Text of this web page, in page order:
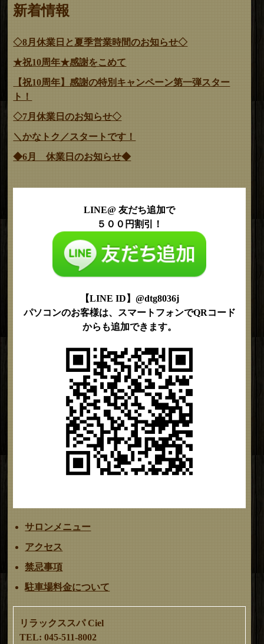
新着情報
◇8月休業日と夏季営業時間のお知らせ◇
★祝10周年★感謝をこめて
【祝10周年】感謝の特別キャンペーン第一弾スター
ト！
◇7月休業日のお知らせ◇
＼かなトク／スタートです！
◆6月 休業日のお知らせ◆
LINE@ 友だち追加で
５００円割引！
【LINE ID】@dtg8036j
パソコンのお客様は、スマートフォンでQRコード
からも追加できます。
サロンメニュー
アクセス
禁忌事項
駐車場料金について
リラックススパ Ciel
TEL: 045-511-8002